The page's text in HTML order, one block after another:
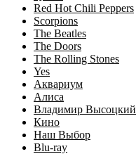
Red Hot Chili Peppers
Scorpions
The Beatles
The Doors
The Rolling Stones
Yes
Аквариум
Алиса
Владимир Высоцкий
Кино
Наш Выбор
Blu-ray